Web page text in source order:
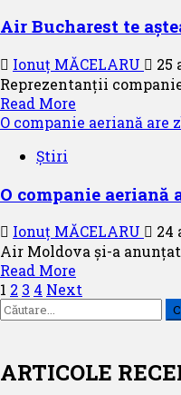
in
la
Air
Serbia
Air Bucharest te
Ionuț MĂCELARU 25
Reprezentanții
Read More
more
te
în
echipa
sa
O companie aeriană are
Știri
O companie aeriană
Ionuț MĂCELARU 24
Air Moldova și-a
Read More
more
O
aeriană
are
Paginație
articole
1 2 3 4 Next
Caută
după:
ARTICOLE